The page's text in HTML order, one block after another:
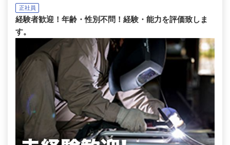
正社員
経験者歓迎！年齢・性別不問！経験・能力を評価致しま
す。